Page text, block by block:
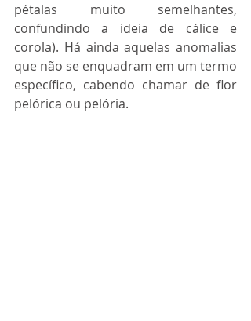
pétalas muito semelhantes,
confundindo a ideia de cálice e
corola). Há ainda aquelas anomalias
que não se enquadram em um termo
específico, cabendo chamar de flor
pelórica ou pelória.